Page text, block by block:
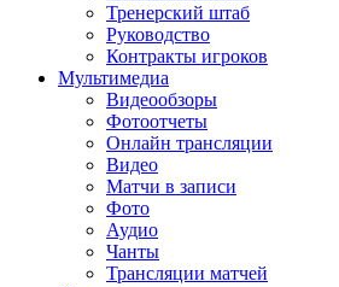
Тренерский штаб
Руководство
Контракты игроков
Мультимедиа
Видеообзоры
Фотоотчеты
Онлайн трансляции
Видео
Матчи в записи
Фото
Аудио
Чанты
Трансляции матчей